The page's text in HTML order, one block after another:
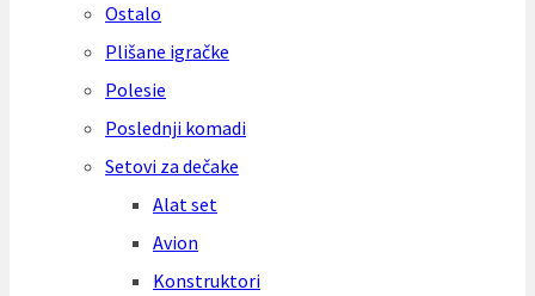
Ostalo
Plišane igračke
Polesie
Poslednji komadi
Setovi za dečake
Alat set
Avion
Konstruktori